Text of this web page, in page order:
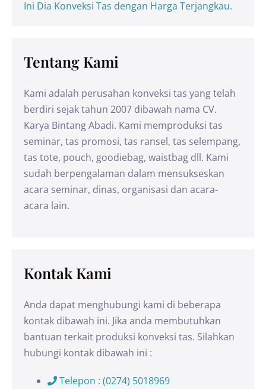
Ini Dia Konveksi Tas dengan Harga Terjangkau.
Tentang Kami
Kami adalah perusahan konveksi tas yang telah
berdiri sejak tahun 2007 dibawah nama CV.
Karya Bintang Abadi. Kami memproduksi tas
seminar, tas promosi, tas ransel, tas selempang,
tas tote, pouch, goodiebag, waistbag dll. Kami
sudah berpengalaman dalam mensukseskan
acara seminar, dinas, organisasi dan acara-
acara lain.
Kontak Kami
Anda dapat menghubungi kami di beberapa
kontak dibawah ini. Jika anda membutuhkan
bantuan terkait produksi konveksi tas. Silahkan
hubungi kontak dibawah ini :
Telepon : (0274) 5018969